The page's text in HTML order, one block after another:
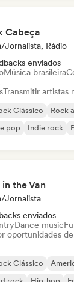
Cabeça
Jornalista, Rádio
enviados
Música brasileira
Transmitir artistas
Clássico Rock
pop Indie rock
the Van
Jornalista
enviados
Dance music
oportunidades
Clássico